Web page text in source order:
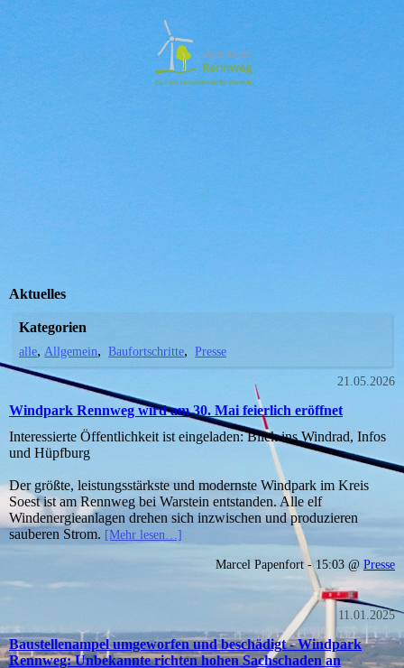
Aktuelles
Kategorien
alle Allgemein Baufortschritte Presse
21.05.2026
Windpark Rennweg wird am 30. Mai feierlich eröffnet
Interessierte Öffentlichkeit ist eingeladen: Blick ins Windrad, Infos
und Hüpfburg
Der größte, leistungsstärkste und modernste Windpark im Kreis
Soest ist am Rennweg bei Warstein entstanden. Alle elf
Windenergieanlagen drehen sich inzwischen und produzieren
sauberen Strom. [Mehr lesen…]
Marcel Papenfort - 15:03 @ Presse
11.01.2025
Baustellenampel umgeworfen und beschädigt - Windpark
Rennweg: Unbekannte richten hohen Sachschaden an